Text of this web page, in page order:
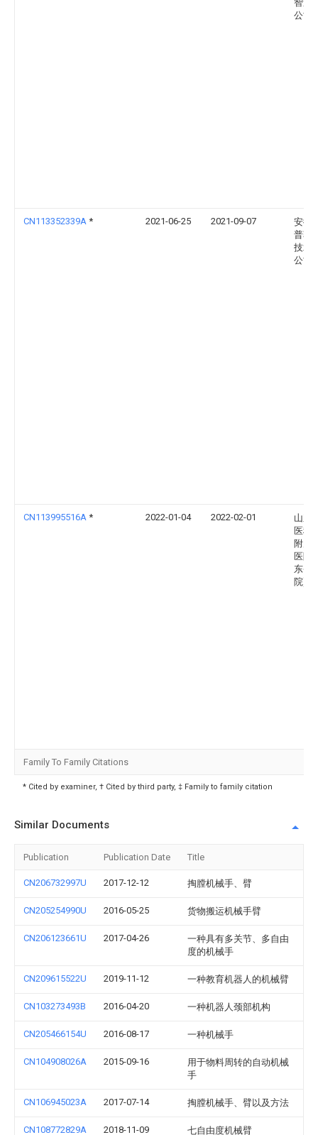
智造
公司
CN113352339A * 2021-06-25 2021-09-07
安徽
普勒
技术
公司
CN113995516A * 2022-01-04 2022-02-01
山东
医科
附属
医院(
东省
院)
Family To Family Citations
* Cited by examiner, † Cited by third party, ‡ Family to family citation
Similar Documents
Publication Publication Date Title
CN206732997U 2017-12-12 掏膛机械手、臂
CN205254990U 2016-05-25 货物搬运机械手臂
CN206123661U 2017-04-26
一种具有多关节、多自由
度的机械手
CN209615522U 2019-11-12 一种教育机器人的机械臂
CN103273493B 2016-04-20 一种机器人颈部机构
CN205466154U 2016-08-17 一种机械手
CN104908026A 2015-09-16
用于物料周转的自动机械
手
CN106945023A 2017-07-14 掏膛机械手、臂以及方法
CN108772829A 2018-11-09 七自由度机械臂